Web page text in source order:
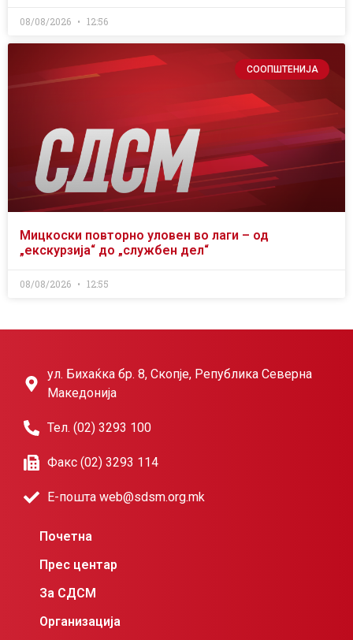
08/08/2026 12:56
СООПШТЕНИЈА
Мицкоски повторно уловен во лаги – од
„екскурзија“ до „службен дел“
08/08/2026 12:55
ул. Бихаќка бр. 8, Скопје, Република Северна
Македонија
Тел. (02) 3293 100
Факс (02) 3293 114
Е-пошта web@sdsm.org.mk
Почетна
Прес центар
За СДСМ
Организација